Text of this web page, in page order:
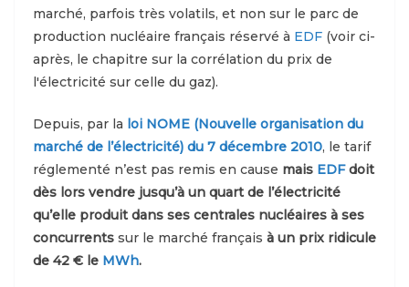
marché, parfois très volatils, et non sur le parc de
production nucléaire français réservé à EDF (voir ci-
après, le chapitre sur la corrélation du prix de
l'électricité sur celle du gaz).
Depuis, par la loi NOME (Nouvelle organisation du
marché de l’électricité) du 7 décembre 2010, le tarif
réglementé n’est pas remis en cause mais EDFdoit
dès lors vendre jusqu’à un quart de l’électricité
qu’elle produit dans ses centrales nucléaires à ses
concurrents sur le marché français à un prix ridicule
de 42 € le MWh.